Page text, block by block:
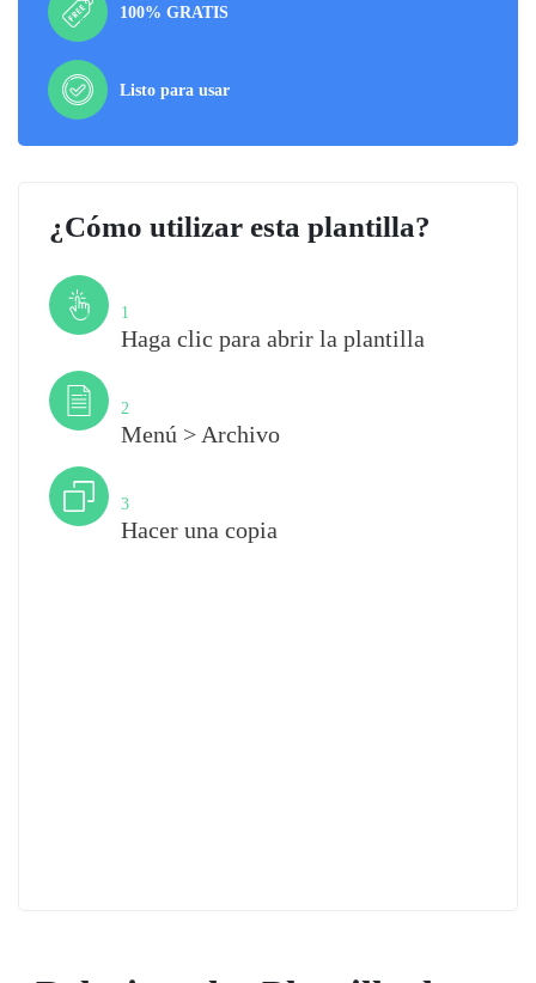
100% GRATIS
Listo para usar
¿Cómo utilizar esta plantilla?
1
Haga clic para abrir la plantilla
2
Menú > Archivo
3
Hacer una copia